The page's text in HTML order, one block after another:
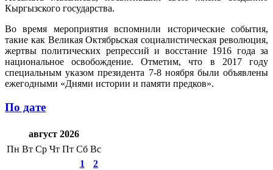
Кыргызского государства.
Во время мероприятия вспомнили исторические события,
такие как Великая Октябрьская социалистическая революция,
жертвы политических репрессий и восстание 1916 года за
национальное освобождение. Отметим, что в 2017 году
специальным указом президента 7-8 ноября были объявлены
ежегодными «Днями истории и памяти предков».
По дате
август 2026
Пн Вт Ср Чт Пт Сб Вс
1
2